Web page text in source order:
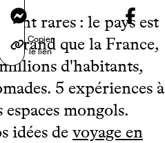
Messenger
Copier
le lien
rares : le pays est
grand que la France,
d'habitants,
5 expériences à
mongols.
idées de voyage en